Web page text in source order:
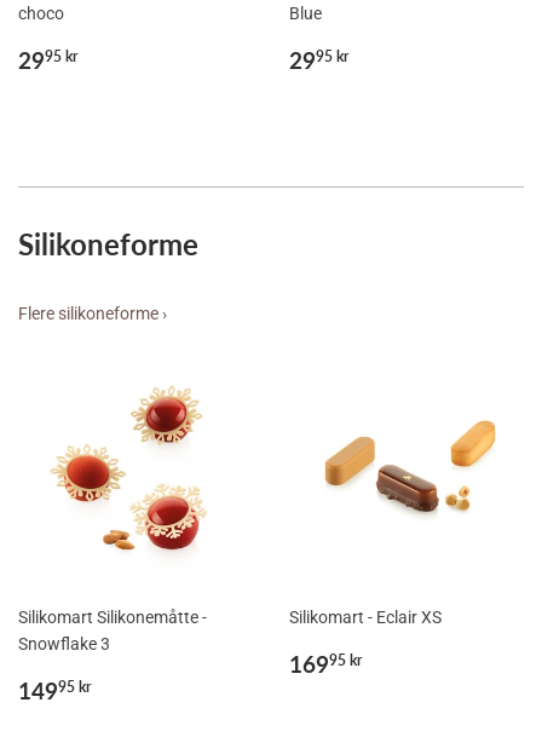
choco
Normalpris
2995 kr29,95
Blue
Normalpris
2995 kr29,95
Silikoneforme
Flere silikoneforme ›
Silikomart Silikonemåtte -
Snowflake 3
Normalpris
14995 kr149,95
Silikomart - Eclair XS
Normalpris
16995 kr169,95